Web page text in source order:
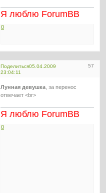
Я люблю ForumBB
0
Поделиться 57
05.04.2009
23:04:11
Лунная девушка , за перенос
отвечает <br>
Я люблю ForumBB
0